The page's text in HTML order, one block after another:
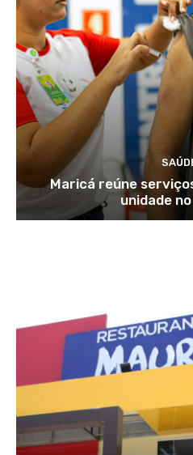
Maricá reúne
unidade